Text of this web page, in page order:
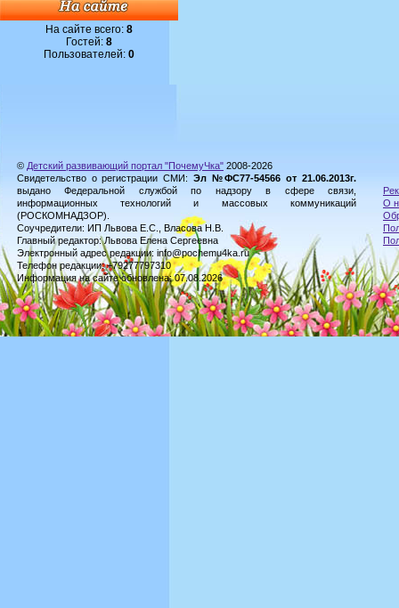
На сайте всего: 8
Гостей: 8
Пользователей: 0
© Детский развивающий портал "ПочемуЧка" 2008-2026
Свидетельство о регистрации СМИ: Эл №ФС77-54566 от 21.06.2013г.
выдано Федеральной службой по надзору в сфере связи,
информационных технологий и массовых коммуникаций
(РОСКОМНАДЗОР).
Соучредители: ИП Львова Е.С., Власова Н.В.
Главный редактор: Львова Елена Сергеевна
Электронный адрес редакции: info@pochemu4ka.ru
Телефон редакции: +79277797310
Информация на сайте обновлена: 07.08.2026
О